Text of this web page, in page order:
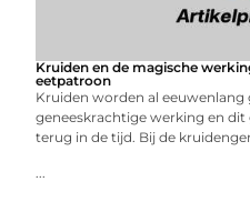
Kruiden en de magische
eetpatroon
Kruiden worden al
geneeskrachtige werking en
terug in de tijd. Bij de
...